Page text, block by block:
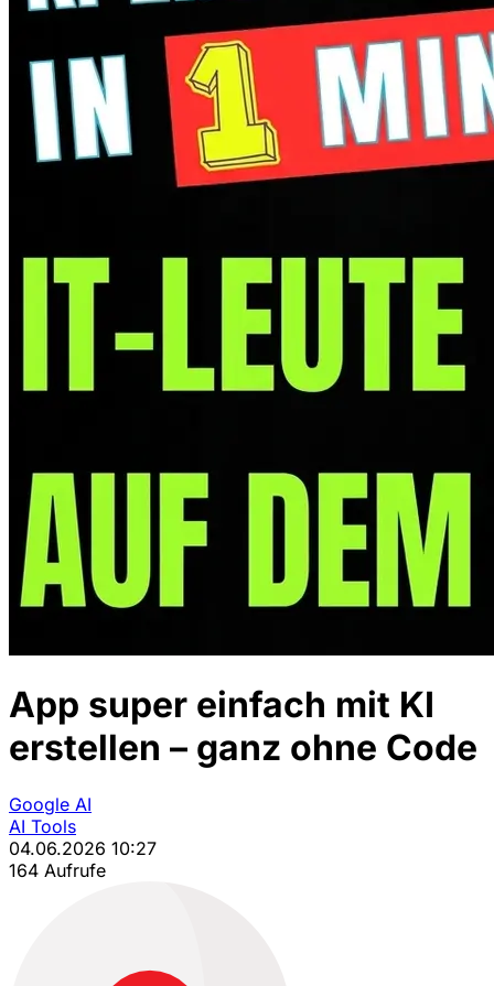
App super einfach mit KI
erstellen – ganz ohne Code
Google AI
AI Tools
04.06.2026 10:27
164 Aufrufe